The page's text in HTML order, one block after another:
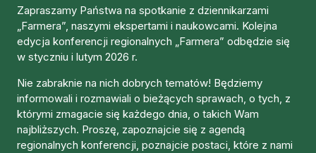
Zapraszamy Państwa na spotkanie z dziennikarzami
„Farmera”, naszymi ekspertami i naukowcami. Kolejna
edycja konferencji regionalnych „Farmera” odbędzie się
w styczniu i lutym 2026 r.
Nie zabraknie na nich dobrych tematów! Będziemy
informowali i rozmawiali o bieżących sprawach, o tych, z
którymi zmagacie się każdego dnia, o takich Wam
najbliższych. Proszę, zapoznajcie się z agendą
regionalnych konferencji, poznajcie postaci, które z nami